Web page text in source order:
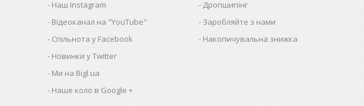
Наш Instagram
Відеоканал на "YouTube"
Спільнота у Facebook
Новинки у Twitter
Ми на Bigl.ua
Наше коло в Google +
Дропшипінг
Заробляйте з нами
Накопичувальна знижка